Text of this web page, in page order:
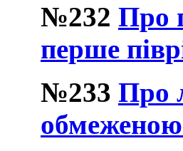
№232 Про
перше
№233 Про